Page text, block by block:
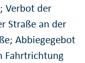
Verbot der
Straße an der
Abbiegegebot
Fahrtrichtung